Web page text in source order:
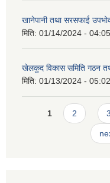
खानेपानी तथा सरसफाई
मिति: 01/14/2024 - 04:05
खेलकुद विकास समिति गठन
मिति: 01/13/2024 - 05:02
Pages
1 2 3